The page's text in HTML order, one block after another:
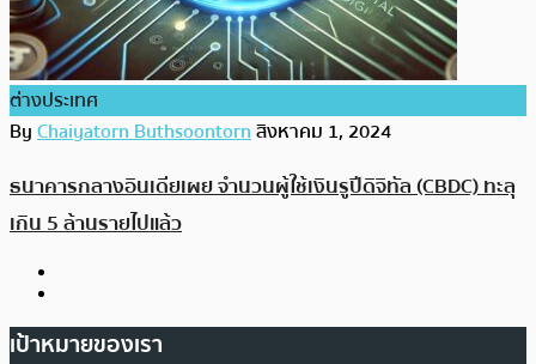
ต่างประเทศ
ByChaiyatorn Buthsoontornสิงหาคม 1, 2024
ธนาคารกลางอินเดียเผย จำนวนผู้ใช้เงินรูปีดิจิทัล (CBDC) ทะลุ
เกิน 5 ล้านรายไปแล้ว
เป้าหมายของเรา